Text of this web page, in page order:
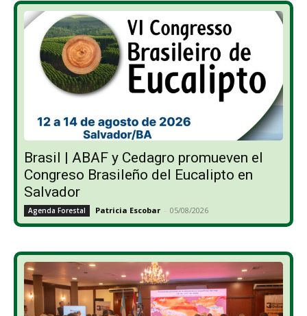
Brasil | ABAF y Cedagro promueven el
Congreso Brasileño del Eucalipto en
Salvador
Agenda Forestal Patricia Escobar - 05/08/2026